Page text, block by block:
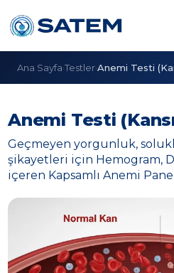
Ana Sayfa›Testler›Anemi Testi
Anemi Testi
Geçmeyen yorgunluk,
şikayetleri için Hemogram,
içeren Kapsamlı Anemi